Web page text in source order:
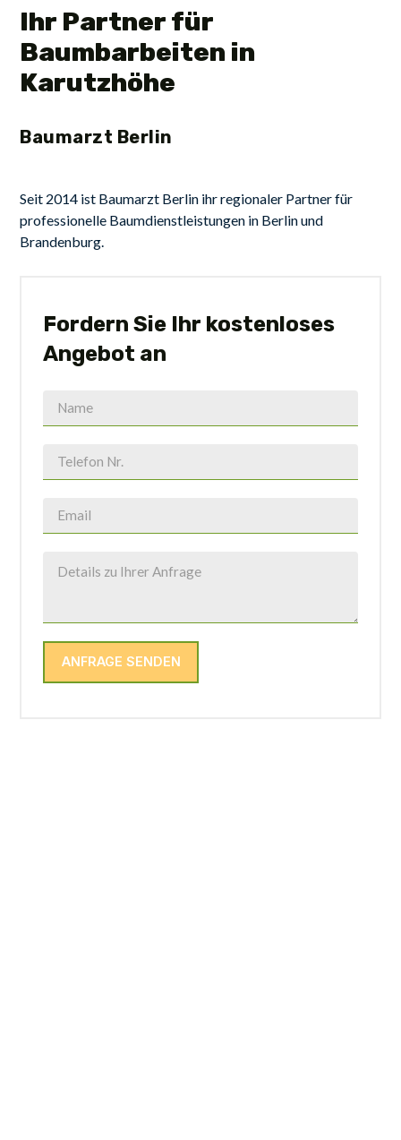
Ihr Partner für
Baumbarbeiten in
Karutzhöhe
Baumarzt Berlin
Seit 2014 ist Baumarzt Berlin ihr regionaler Partner für
professionelle Baumdienstleistungen in Berlin und
Brandenburg.
Fordern Sie Ihr kostenloses
Angebot an